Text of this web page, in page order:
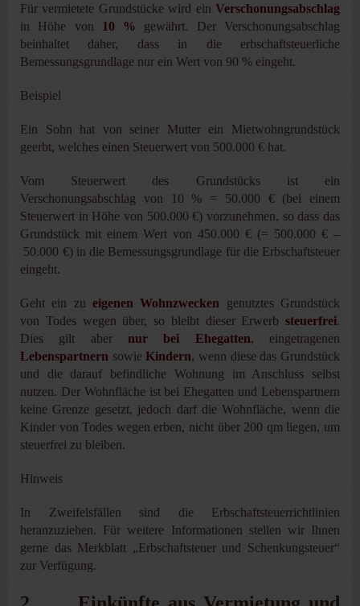
Für vermietete Grundstücke wird ein Verschonungsabschlag
in Höhe von 10 % gewährt. Der Verschonungsabschlag
beinhaltet daher, dass in die erbschaftsteuerliche
Bemessungsgrundlage nur ein Wert von 90 % eingeht.
Beispiel
Ein Sohn hat von seiner Mutter ein Mietwohngrundstück
geerbt, welches einen Steuerwert von 500.000 € hat.
Vom Steuerwert des Grundstücks ist ein
Verschonungsabschlag von 10 % = 50.000 € (bei einem
Steuerwert in Höhe von 500.000 €) vorzunehmen, so dass das
Grundstück mit einem Wert von 450.000 € (= 500.000 € –
50.000 €) in die Bemessungsgrundlage für die Erbschaftsteuer
eingeht.
Geht ein zu eigenen Wohnzwecken genutztes Grundstück
von Todes wegen über, so bleibt dieser Erwerb steuerfrei.
Dies gilt aber nur bei Ehegatten, eingetragenen
Lebenspartnern sowieKindern, wenn diese das Grundstück
und die darauf befindliche Wohnung im Anschluss selbst
nutzen. Der Wohnfläche ist bei Ehegatten und Lebenspartnern
keine Grenze gesetzt, jedoch darf die Wohnfläche, wenn die
Kinder von Todes wegen erben, nicht über 200 qm liegen, um
steuerfrei zu bleiben.
Hinweis
In Zweifelsfällen sind die Erbschaftsteuerrichtlinien
heranzuziehen. Für weitere Informationen stellen wir Ihnen
gerne das Merkblatt „Erbschaftsteuer und Schenkungsteuer“
zur Verfügung.